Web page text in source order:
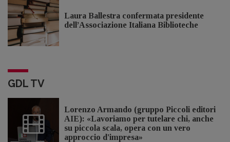
Laura Ballestra confermata presidente
dell’Associazione Italiana Biblioteche
GDL TV
Lorenzo Armando (gruppo Piccoli editori
AIE): «Lavoriamo per tutelare chi, anche
su piccola scala, opera con un vero
approccio d'impresa»